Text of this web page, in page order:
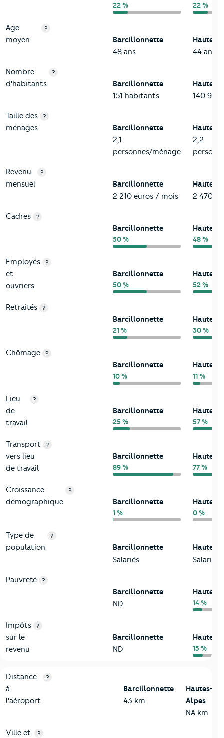
22 % 22 %
Age
moyen
?
Barcillonnette
48 ans
Hautes-
44 ans
Nombre
d'habitants
?
Barcillonnette
151 habitants
Hautes-
140 916
Taille des
ménages
?
Barcillonnette
2,1
personnes/ménage
Hautes-
2,2
Revenu
mensuel
?
Barcillonnette
2 210 euros / mois
Hautes-
2 470
Cadres ?
Barcillonnette
50 %
Hautes-
48 %
Employés
et
ouvriers
?
Barcillonnette
50 %
Hautes-
52 %
Retraités ?
Barcillonnette
21 %
Hautes-
30 %
Chômage ?
Barcillonnette
10 %
Hautes-
11 %
Lieu
de
travail
?
Barcillonnette
25 %
Hautes-
57 %
Transport
vers lieu
de travail
?
Barcillonnette
89 %
Hautes-
77 %
Croissance
démographique
?
Barcillonnette
1 %
Hautes-
0 %
Type de
population
?
Barcillonnette
Salariés
Hautes-
Salariés
Pauvreté ?
Barcillonnette
ND
Hautes-
14 %
Impôts
sur le
revenu
?
Barcillonnette
ND
Hautes-
15 %
3-Environnement
Critères Barcillonnette
Distance
à
l'aéroport
?
Barcillonnette
43 km
Hautes-
Alpes
NA km
Ville et
?